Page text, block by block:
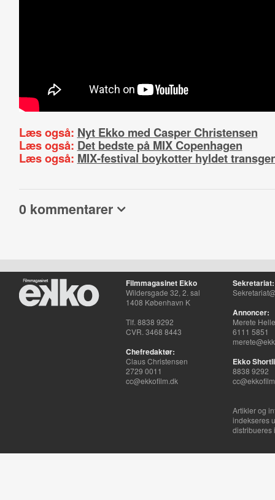
Læs også: Nyt Ekko med Casper Christensen
Læs også: Det bedste på MIX Copenhagen
Læs også: MIX-festival boykotter hyldet
0 kommentarer
Filmmagasinet Ekko
Wildersgade 32, 2. sal
1408 København K
Tlf. 8838 9292
CVR. 3468 8443
Chefredaktør:
Claus Christensen
2729 0011
cc@ekkofilm.dk
Sekretariat:
Annoncer:
Merete
6111 5851
Ekko
8838 9292
Artikler og
indekseres
distribueres